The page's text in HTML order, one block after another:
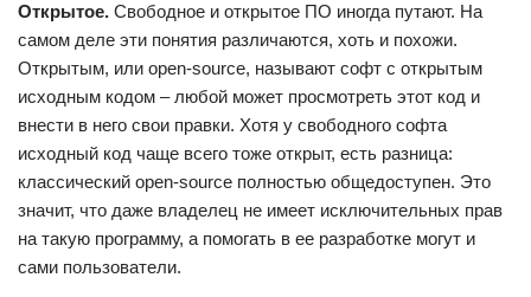
Открытое. Свободное и открытое ПО иногда путают. На
самом деле эти понятия различаются, хоть и похожи.
Открытым, или open-source, называют софт с открытым
исходным кодом – любой может просмотреть этот код и
внести в него свои правки. Хотя у свободного софта
исходный код чаще всего тоже открыт, есть разница:
классический open-source полностью общедоступен. Это
значит, что даже владелец не имеет исключительных прав
на такую программу, а помогать в ее разработке могут и
сами пользователи.